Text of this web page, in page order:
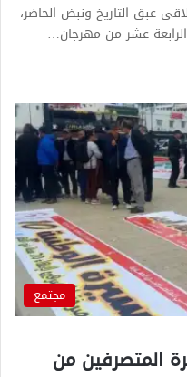
عبق التاريخ ونبض الحاضر،
عشر من مهرجان…
مجتمع
المتصرفين من